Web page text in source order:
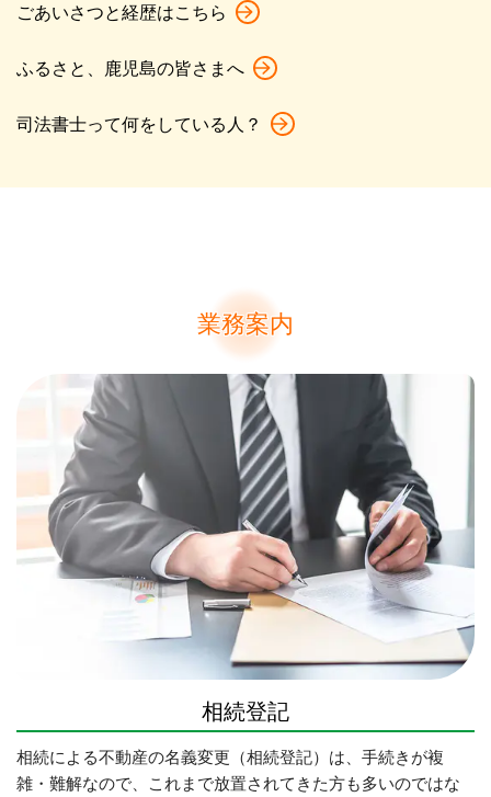
ごあいさつと経歴はこちら
ふるさと、鹿児島の皆さまへ
司法書士って何をしている人？
業務案内
相続登記
相続による不動産の名義変更（相続登記）は、手続きが複
雑・難解なので、これまで放置されてきた方も多いのではな